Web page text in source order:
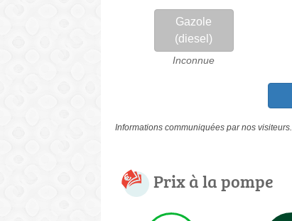
Gazole
(diesel)
Inconnue
Informations communiquées par nos visiteurs.
Prix à la pompe